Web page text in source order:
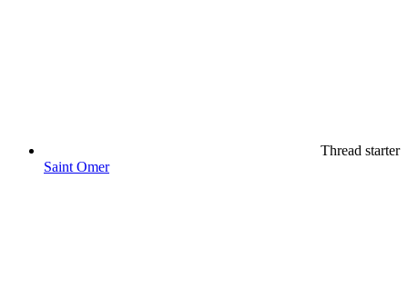
Thread starter
Saint Omer